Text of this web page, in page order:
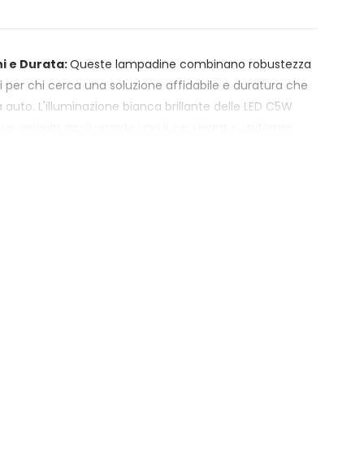
e Durata:Queste lampadine combinano robustezza
per chi cerca una soluzione affidabile e duratura che
L'illuminazione bianca brillante delle LED C5W